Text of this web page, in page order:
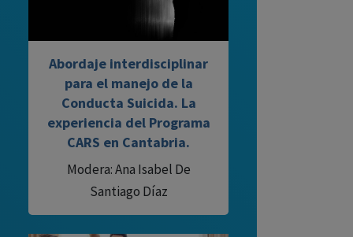
Abordaje interdisciplinar
para el manejo de la
Conducta Suicida. La
experiencia del Programa
CARS en Cantabria.
Modera: Ana Isabel De
Santiago Díaz